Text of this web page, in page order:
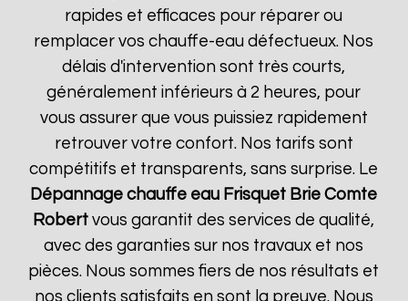
rapides et efficaces pour réparer ou
remplacer vos chauffe-eau défectueux. Nos
délais d'intervention sont très courts,
généralement inférieurs à 2 heures, pour
vous assurer que vous puissiez rapidement
retrouver votre confort. Nos tarifs sont
compétitifs et transparents, sans surprise. Le
Dépannage chauffe eau Frisquet Brie Comte
Robert vous garantit des services de qualité,
avec des garanties sur nos travaux et nos
pièces. Nous sommes fiers de nos résultats et
nos clients satisfaits en sont la preuve. Nous